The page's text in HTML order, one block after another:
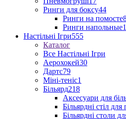
Ринги для боксу44
Ринги на помосте
Ринги напольные
Настільні Ігри555
Каталог
Все Настільні Ігри
Аерохокей30
Дартс79
Міні-теніс1
Більярд218
Аксесуари для
Більярдні стіл для
Більярдні столи